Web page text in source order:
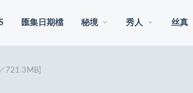
匯集日期檔 秘境 秀人 丝真
721.3MB]